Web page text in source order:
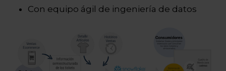
Con equipo ágil de ingeniería de datos